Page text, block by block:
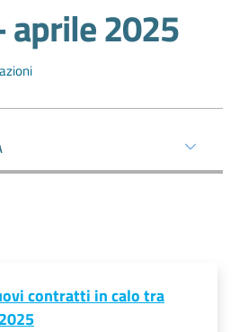
aprile 2025
contratti in calo tra